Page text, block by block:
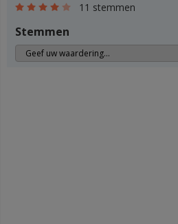
11 stemmen
Stemmen